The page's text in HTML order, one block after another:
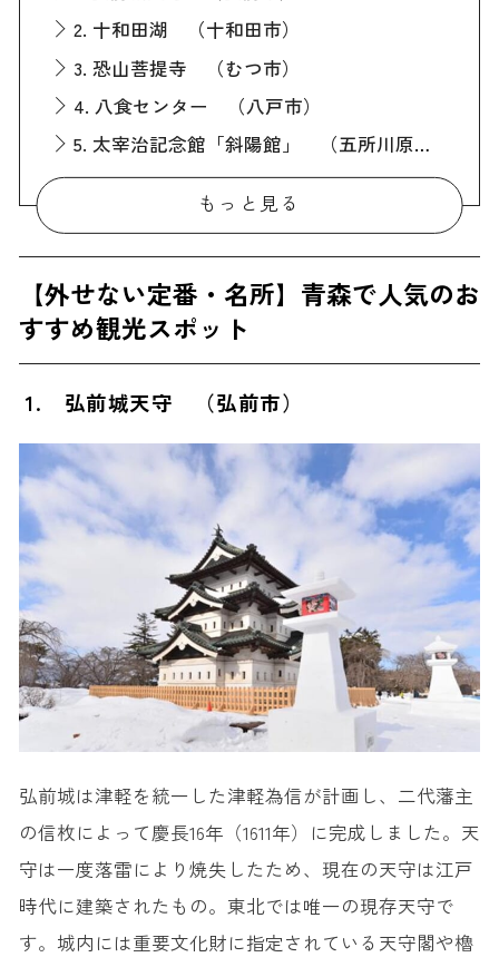
2. 十和田湖 （十和田市）
3. 恐山菩提寺 （むつ市）
4. 八食センター （八戸市）
5. 太宰治記念館「斜陽館」 （五所川原市）
6. 特別史跡 三内丸山遺跡 （青森市）
7. 酸ヶ湯温泉 （青森市）
8. 地獄沼 （青森市）
9. 青森市文化観光交流施設 ねぶたの家 ワ・ラッセ （青森市）
12. つがる地球村 （つがる市）
13. 青函トンネル記念館 （外ヶ浜町）
14. 円覚寺 （深浦町）
15. 青森県営浅虫水族館 （青森市）
16. 十和田市現代美術館 （十和田市）
17. 弘前れんが倉庫美術館 （弘前市）
18. 青森県立三沢航空科学館 （三沢市）
19. 八戸公園 （八戸市）
もっと見る
【外せない定番・名所】青森で人気のお
すすめ観光スポット
1. 弘前城天守 （弘前市）
弘前城は津軽を統一した津軽為信が計画し、二代藩主
の信枚によって慶長16年（1611年）に完成しました。天
守は一度落雷により焼失したため、現在の天守は江戸
時代に建築されたもの。東北では唯一の現存天守で
す。城内には重要文化財に指定されている天守閣や櫓